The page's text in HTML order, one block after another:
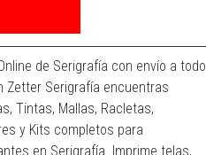
de Serigrafía con envío a todo
Zetter Serigrafía encuentras
Tintas, Mallas, Racletas,
y Kits completos para
en Serigrafía. Imprime telas,